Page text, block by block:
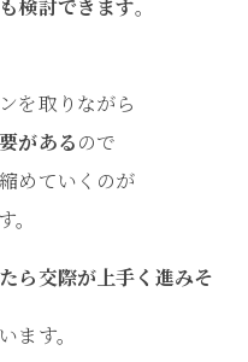
検討できます。
を取りながら
があるので
めていくのが
ら交際が上手く進みそ
ます。